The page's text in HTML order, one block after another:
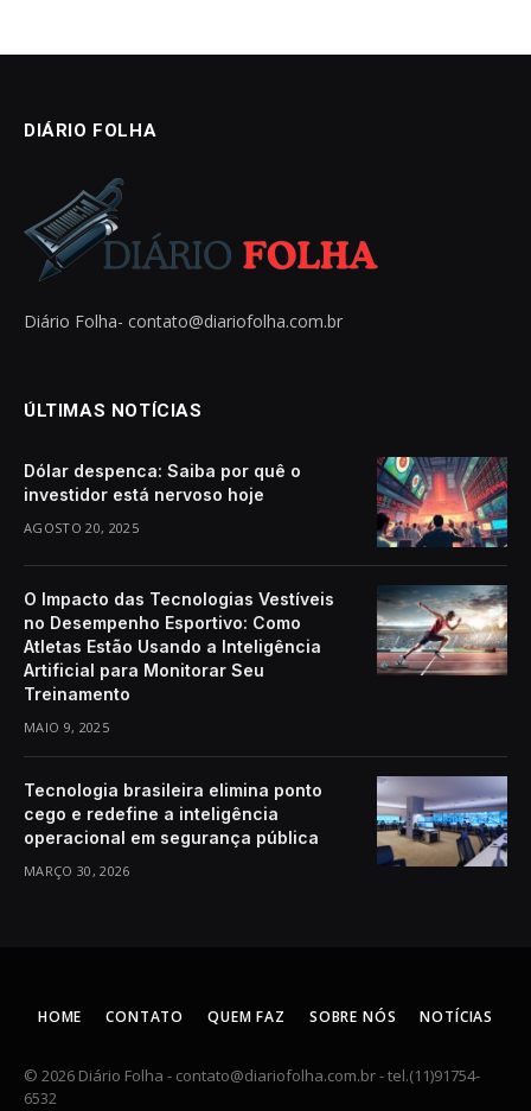
DIÁRIO FOLHA
Diário Folha- contato@diariofolha.com.br
ÚLTIMAS NOTÍCIAS
Dólar despenca: Saiba por quê o
investidor está nervoso hoje
AGOSTO 20, 2025
O Impacto das Tecnologias Vestíveis
no Desempenho Esportivo: Como
Atletas Estão Usando a Inteligência
Artificial para Monitorar Seu
Treinamento
MAIO 9, 2025
Tecnologia brasileira elimina ponto
cego e redefine a inteligência
operacional em segurança pública
MARÇO 30, 2026
HOME CONTATO QUEM FAZ SOBRE NÓS NOTÍCIAS
© 2026 Diário Folha - contato@diariofolha.com.br- tel.(11)91754-
6532